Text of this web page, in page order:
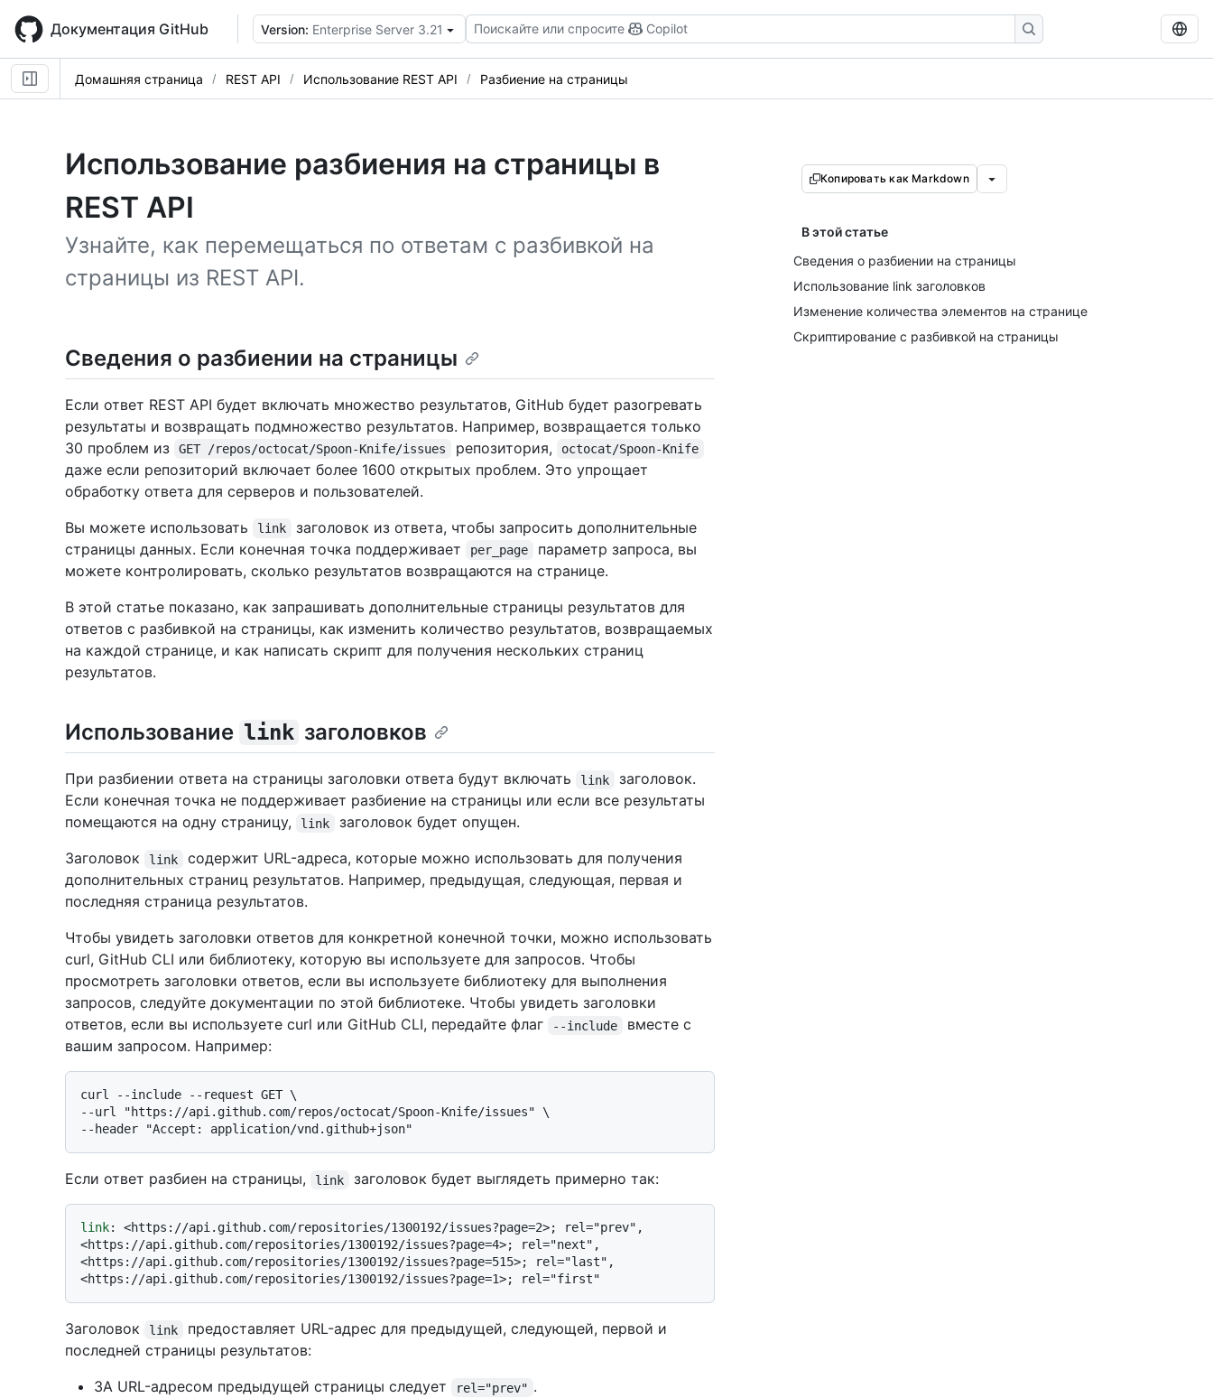
main
content
Документация GitHub Version: Enterprise Server 3.21 Поискайте или спросите Copilot
Домашняя страница REST API Использование REST API Разбиение на страницы
Использование разбиения на страницы в
REST API
Узнайте, как перемещаться по ответам с разбивкой на
страницы из REST API.
Копировать как Markdown
В этой статье
Сведения о разбиении на страницы
Использование link заголовков
Изменение количества элементов на странице
Скриптирование с разбивкой на страницы
Сведения о разбиении на страницы
Если ответ REST API будет включать множество результатов, GitHub будет разогревать
результаты и возвращать подмножество результатов. Например, возвращается только
30 проблем из
GET /repos/octocat/Spoon-Knife/issues репозитория, octocat/Spoon-Knife
даже если репозиторий включает более 1600 открытых проблем. Это упрощает
обработку ответа для серверов и пользователей.
Вы можете использовать
link
заголовок из ответа, чтобы запросить дополнительные
страницы данных. Если конечная точка поддерживает
per_page
параметр запроса, вы
можете контролировать, сколько результатов возвращаются на странице.
В этой статье показано, как запрашивать дополнительные страницы результатов для
ответов с разбивкой на страницы, как изменить количество результатов, возвращаемых
на каждой странице, и как написать скрипт для получения нескольких страниц
результатов.
Использование link заголовков
При разбиении ответа на страницы заголовки ответа будут включать link
заголовок.
Если конечная точка не поддерживает разбиение на страницы или если все результаты
помещаются на одну страницу,
link
заголовок будет опущен.
Заголовок
link
содержит URL-адреса, которые можно использовать для получения
дополнительных страниц результатов. Например, предыдущая, следующая, первая и
последняя страница результатов.
Чтобы увидеть заголовки ответов для конкретной конечной точки, можно использовать
curl, GitHub CLI или библиотеку, которую вы используете для запросов. Чтобы
просмотреть заголовки ответов, если вы используете библиотеку для выполнения
запросов, следуйте документации по этой библиотеке. Чтобы увидеть заголовки
ответов, если вы используете curl или GitHub CLI, передайте флаг
--include
вместе с
вашим запросом. Например:
curl --include --request GET \
--url "https://api.github.com/repos/octocat/Spoon-Knife/issues" \
Если ответ разбиен на страницы, link заголовок будет выглядеть примерно так:
link: <https://api.github.com/repositories/1300192/issues?page=2>; rel="prev",
<https://api.github.com/repositories/1300192/issues?page=4>; rel="next",
<https://api.github.com/repositories/1300192/issues?page=515>; rel="last",
Заголовок link
предоставляет URL-адрес для предыдущей, следующей, первой и
последней страницы результатов:
ЗА URL-адресом предыдущей страницы следует
rel="prev" .